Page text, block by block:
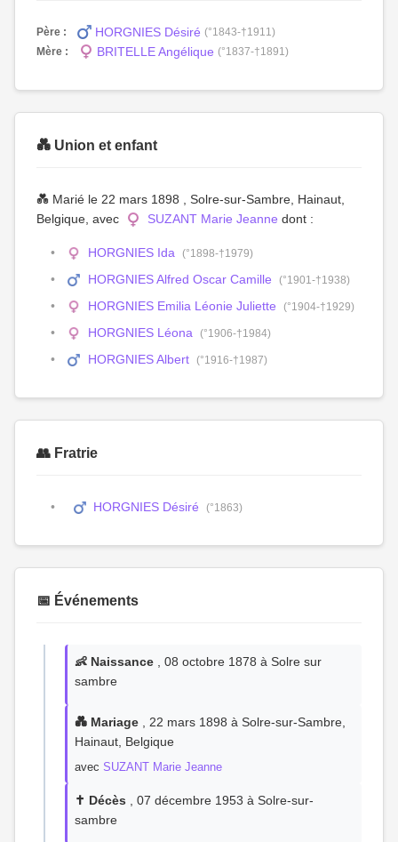
Père : HORGNIES Désiré (°1843-†1911)
Mère :
BRITELLE Angélique (°1837-†1891)
💑 Union et enfant
💑 Marié le 22 mars 1898 , Solre-sur-Sambre, Hainaut,
Belgique, avec
SUZANT Marie Jeanne dont :
HORGNIES Ida (°1898-†1979)
HORGNIES Alfred Oscar Camille (°1901-†1938)
HORGNIES Emilia Léonie Juliette (°1904-†1929)
HORGNIES Léona (°1906-†1984)
HORGNIES Albert (°1916-†1987)
👥 Fratrie
HORGNIES Désiré (°1863)
📅 Événements
👶 Naissance , 08 octobre 1878 à Solre sur
sambre
💑 Mariage , 22 mars 1898 à Solre-sur-Sambre,
Hainaut, Belgique
avec SUZANT Marie Jeanne
✝️ Décès , 07 décembre 1953 à Solre-sur-
sambre